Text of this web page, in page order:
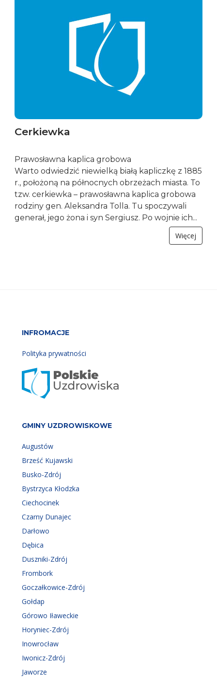
Cerkiewka
Prawosławna kaplica grobowa
Warto odwiedzić niewielką białą kapliczkę z 1885
r., położoną na północnych obrzeżach miasta. To
tzw. cerkiewka – prawosławna kaplica grobowa
rodziny gen. Aleksandra Tolla. Tu spoczywali
generał, jego żona i syn Sergiusz. Po wojnie ich...
Więcej
INFROMACJE
Polityka prywatności
GMINY UZDROWISKOWE
Augustów
Brześć Kujawski
Busko-Zdrój
Bystrzyca Kłodzka
Ciechocinek
Czarny Dunajec
Darłowo
Dębica
Duszniki-Zdrój
Frombork
Goczałkowice-Zdrój
Gołdap
Górowo Iławeckie
Horyniec-Zdrój
Inowrocław
Iwonicz-Zdrój
Jaworze